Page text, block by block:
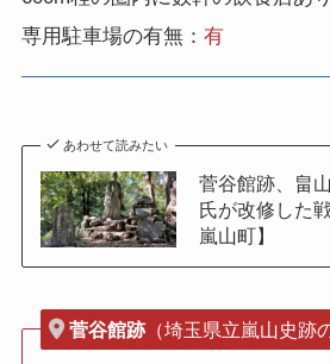
専用駐車場の有無： 有
あわせて読みたい
菅谷館跡、畠
氏が改修した
嵐山町】
菅谷館跡（埼玉県立嵐山史跡